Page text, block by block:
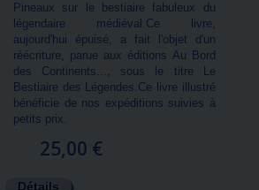
Pineaux sur le bestiaire fabuleux du
légendaire médiéval.Ce livre,
aujourd'hui épuisé, a fait l'objet d'un
réécriture, parue aux éditions Au Bord
des Continents..., sous le titre Le
Bestiaire des Légendes.Ce livre illustré
bénéficie de nos expéditions suivies à
petits prix.
25,00 €
Détails